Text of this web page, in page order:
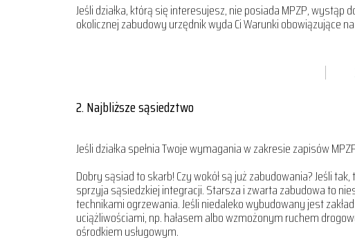
Jeśli działka, którą się interesujesz, nie posiada MPZP,
okolicznej zabudowy urzędnik wyda Ci Warunki obowiązujące
2.Najbliższe sąsiedztwo
Jeśli działka spełnia Twoje wymagania w zakresie zapisów
Dobry sąsiad to skarb! Czy wokół są już zabudowania? Jeśli
sprzyja sąsiedzkiej integracji. Starsza i zwarta zabudowa to
technikami ogrzewania. Jeśli niedaleko wybudowany jest
uciążliwościami, np. hałasem albo wzmożonym ruchem
ośrodkiem usługowym.